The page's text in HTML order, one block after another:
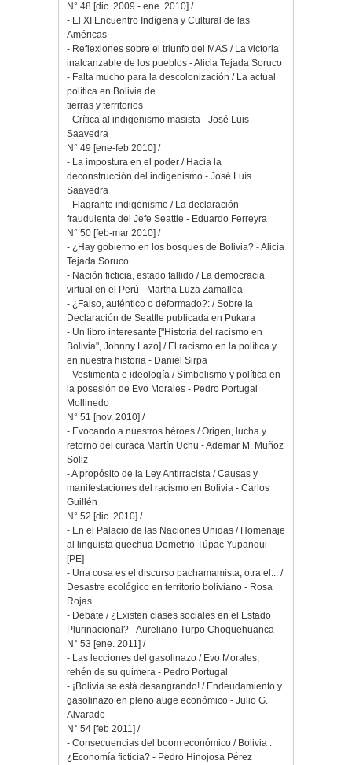
N° 48 [dic. 2009 - ene. 2010] /
- El XI Encuentro Indígena y Cultural de las
Américas
- Reflexiones sobre el triunfo del MAS / La victoria
inalcanzable de los pueblos - Alicia Tejada Soruco
- Falta mucho para la descolonización / La actual
política en Bolivia de
tierras y territorios
- Crítica al indigenismo masista - José Luis
Saavedra
N° 49 [ene-feb 2010] /
- La impostura en el poder / Hacia la
deconstrucción del indigenismo - José Luís
Saavedra
- Flagrante indigenismo / La declaración
fraudulenta del Jefe Seattle - Eduardo Ferreyra
N° 50 [feb-mar 2010] /
- ¿Hay gobierno en los bosques de Bolivia? - Alicia
Tejada Soruco
- Nación ficticia, estado fallido / La democracia
virtual en el Perú - Martha Luza Zamalloa
- ¿Falso, auténtico o deformado?: / Sobre la
Declaración de Seattle publicada en Pukara
- Un libro interesante ["Historia del racismo en
Bolivia", Johnny Lazo] / El racismo en la política y
en nuestra historia - Daniel Sirpa
- Vestimenta e ideología / Símbolismo y política en
la posesión de Evo Morales - Pedro Portugal
Mollinedo
N° 51 [nov. 2010] /
- Evocando a nuestros héroes / Origen, lucha y
retorno del curaca Martín Uchu - Ademar M. Muñoz
Soliz
- A propósito de la Ley Antirracista / Causas y
manifestaciones del racismo en Bolivia - Carlos
Guillén
N° 52 [dic. 2010] /
- En el Palacio de las Naciones Unidas / Homenaje
al lingüista quechua Demetrio Túpac Yupanqui
[PE]
- Una cosa es el discurso pachamamista, otra el... /
Desastre ecológico en territorio boliviano - Rosa
Rojas
- Debate / ¿Existen clases sociales en el Estado
Plurinacional? - Aureliano Turpo Choquehuanca
N° 53 [ene. 2011] /
- Las lecciones del gasolinazo / Evo Morales,
rehén de su quimera - Pedro Portugal
- ¡Bolivia se está desangrando! / Endeudamiento y
gasolinazo en pleno auge económico - Julio G.
Alvarado
N° 54 [feb 2011] /
- Consecuencias del boom económico / Bolivia :
¿Economía ficticia? - Pedro Hinojosa Pérez